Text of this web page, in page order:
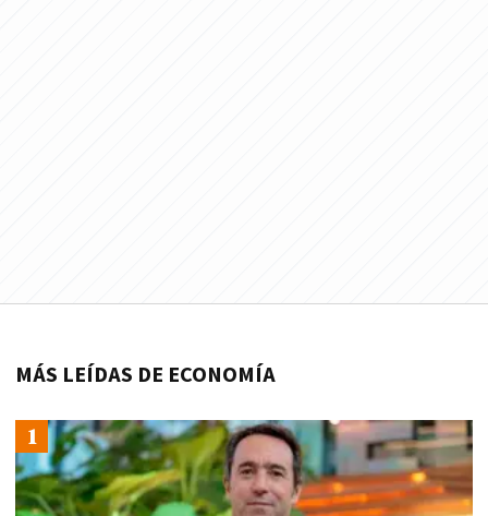
MÁS LEÍDAS DE ECONOMÍA